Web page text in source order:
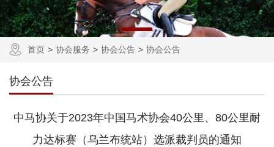
首页 协会服务 协会公告 协会公告
协会公告
中马协关于2023年中国马术协会40公里、80公里耐
力达标赛（乌兰布统站）选派裁判员的通知